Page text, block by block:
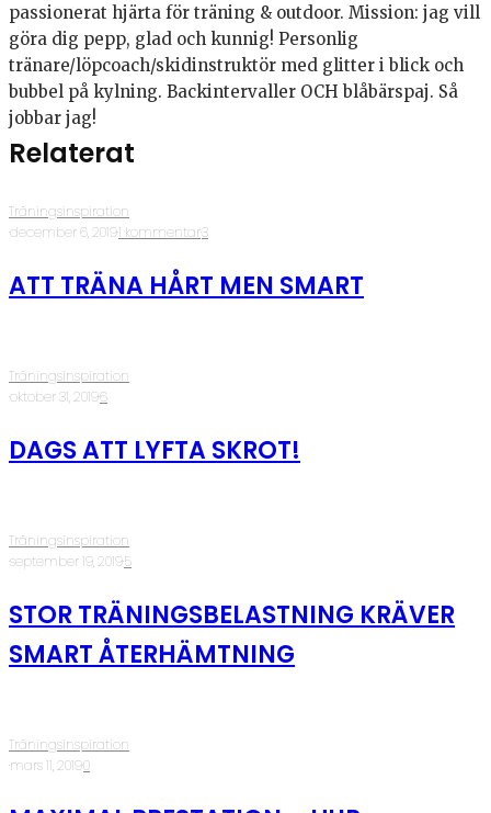
passionerat hjärta för träning & outdoor. Mission: jag vill
göra dig pepp, glad och kunnig! Personlig
tränare/löpcoach/skidinstruktör med glitter i blick och
bubbel på kylning. Backintervaller OCH blåbärspaj. Så
jobbar jag!
Relaterat
Träningsinspiration
·december 6, 2019·1 kommentar·3
ATT TRÄNA HÅRT MEN SMART
Träningsinspiration
·oktober 31, 2019·6
DAGS ATT LYFTA SKROT!
Träningsinspiration
·september 19, 2019·5
STOR TRÄNINGSBELASTNING KRÄVER
SMART ÅTERHÄMTNING
Träningsinspiration
·mars 11, 2019·0